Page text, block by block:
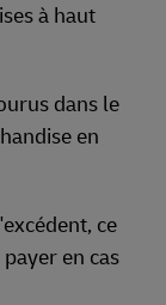
à haut
dans le
en
ce
en cas